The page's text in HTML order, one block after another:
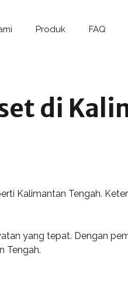
Produk FAQ
di
Kalimantan Tengah.
yang tepat. Dengan
Tengah.